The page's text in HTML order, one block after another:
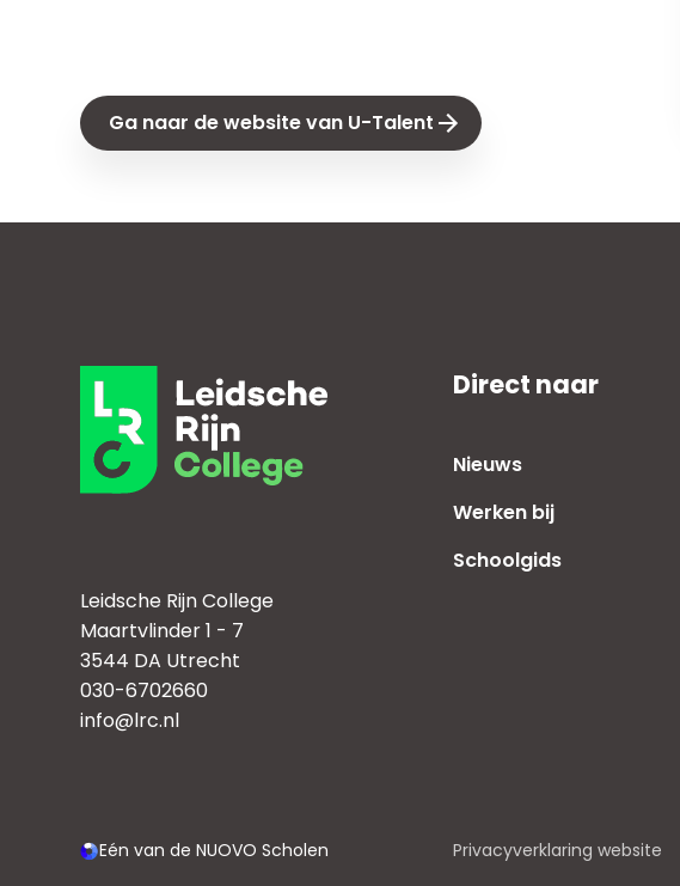
Ga naar de website van U-Talent
Leidsche Rijn College
Maartvlinder 1 - 7
3544 DA Utrecht
030-6702660
info@lrc.nl
Direct naar
Nieuws
Werken bij
Schoolgids
Eén van de NUOVO Scholen Privacyverklaring website